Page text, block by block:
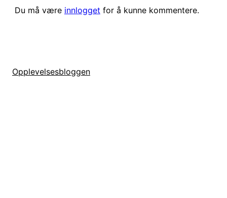
Du må være innlogget for å kunne kommentere.
Opplevelsesbloggen